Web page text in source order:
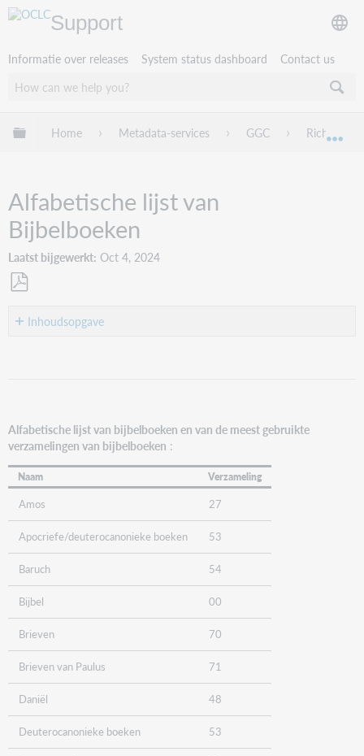
Support
Informatie over releases System status dashboard Contact us
Mondiale hiërarchie uitvouwen / samenvouwen
Home Metadata-services GGC Richtlijnen
Alfabetische lijst van
Bijbelboeken
Laatst bijgewerkt Oct 4, 2024
als Inhoudsopgave
Alfabetische lijst van bijbelboeken en van de meest gebruikte
verzamelingen van bijbelboeken :
Naam Verzameling
Amos 27
Apocriefe/deuterocanonieke boeken 53
Baruch 54
Bijbel 00
Brieven 70
Brieven van Paulus 71
Daniël 48
Deuterocanonieke boeken 53